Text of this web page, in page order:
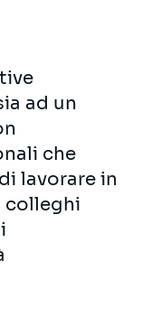
ad un
che
lavorare in
colleghi